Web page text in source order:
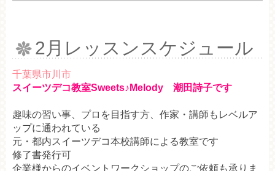
2月レッスンスケジュール
千葉県市川市
スイーツデコ教室Sweets♪Melody 潮田詩子です
趣味の習い事、プロを目指す方、作家・講師もレベルア
ップに通われている
元・都内スイーツデコ本校講師による教室です
修了書発行可
企業様からのイベントワークショップのご依頼も承りま